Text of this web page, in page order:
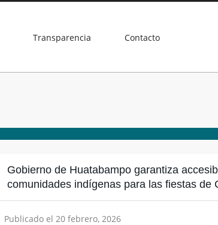
Transparencia Contacto
Gobierno de Huatabampo garantiza
comunidades indígenas para las fiestas de
Publicado el 20 febrero, 2026